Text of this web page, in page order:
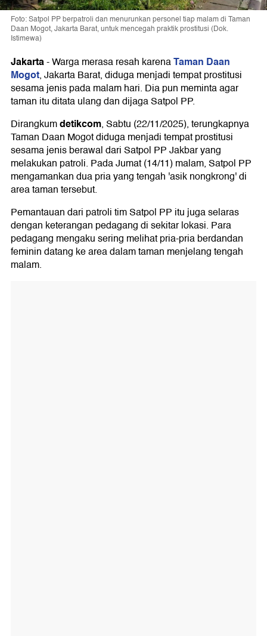
Foto: Satpol PP berpatroli dan menurunkan personel tiap malam di Taman
Daan Mogot, Jakarta Barat, untuk mencegah praktik prostitusi (Dok.
Istimewa)
Jakarta-Warga merasa resah karenaTaman Daan
Mogot, Jakarta Barat, diduga menjadi tempat prostitusi
sesama jenis pada malam hari. Dia pun meminta agar
taman itu ditata ulang dan dijaga Satpol PP.
Dirangkumdetikcom, Sabtu (22/11/2025), terungkapnya
Taman Daan Mogot diduga menjadi tempat prostitusi
sesama jenis berawal dari Satpol PP Jakbar yang
melakukan patroli. Pada Jumat (14/11) malam, Satpol PP
mengamankan dua pria yang tengah 'asik nongkrong' di
area taman tersebut.
Pemantauan dari patroli tim Satpol PP itu juga selaras
dengan keterangan pedagang di sekitar lokasi. Para
pedagang mengaku sering melihat pria-pria berdandan
feminin datang ke area dalam taman menjelang tengah
malam.